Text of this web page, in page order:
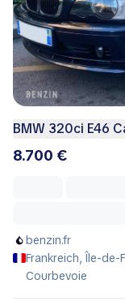
BMW 320ci E46
8.700 €
benzin.fr
Frankreich, Île-de-
Courbevoie